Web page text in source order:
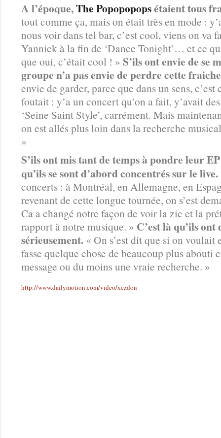
A l’époque,The Popopopopsétaient tous
tout comme ça, mais on était très en mode :
nous voir dans tel bar, c’est cool, viens on va
Yannick à la fin de ‘Dance Tonight’… et ce
que oui, c’était cool ! » S’ils ont envie de se
groupe n’a pas envie de perdre cette
envie de garder, parce que dans un sens,
foutait : y’a un concert qu’on a fait, y’avait
‘Seine Saint Style’, carrément. Mais
on est allés plus loin dans la recherche
»
S’ils ont mis tant de temps à pondre leur
qu’ils se sont d’abord concentrés sur le live.
concerts : à Montréal, en Allemagne, en
revenant de cette longue tournée, on s’est
Ca a changé notre façon de voir la zic et la
rapport à notre musique. » C’est là qu’ils
sérieusement. « On s’est dit que si on
fasse quelque chose de beaucoup plus abouti
message ou du moins une vraie recherche. »
http://www.dailymotion.com/video/xczdon